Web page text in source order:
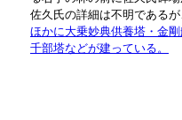
佐久氏の詳細は不明である
ほかに大乗妙典供養塔・金
千部塔などが建っている。